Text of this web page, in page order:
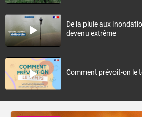
De la pluie aux
devenu extrême
Comment prévoit-on le